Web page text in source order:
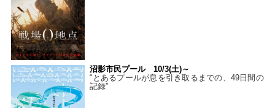
沼影市民プール 10/3(土)～
“とあるプールが息を引き取るまでの、49日間の
記録”